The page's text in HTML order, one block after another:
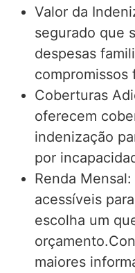
Valor da
segurado que
despesas
compromissos
Coberturas
oferecem
indenização
por
Renda
acessíveis
escolha um
maiores